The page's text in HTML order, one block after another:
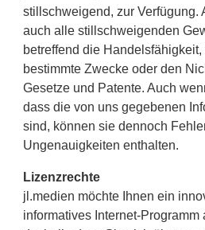
stillschweigend, zur Verfügung.
auch alle stillschweigenden
betreffend die
bestimmte Zwecke oder den
Gesetze und Patente. Auch
dass die von uns gegebenen
sind, können sie dennoch
Ungenauigkeiten enthalten.
Lizenzrechte
jl.medien möchte Ihnen ein
informatives Internet-Programm